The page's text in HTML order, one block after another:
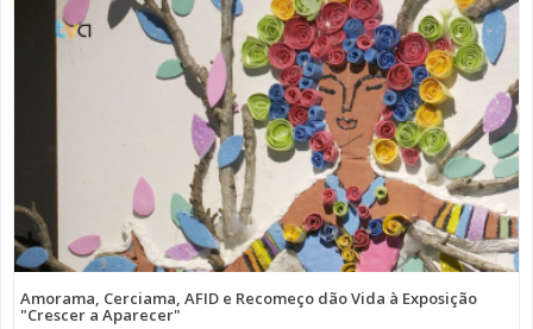
Amorama, Cerciama, AFID e Recomeço dão Vida à Exposição
"Crescer a Aparecer"